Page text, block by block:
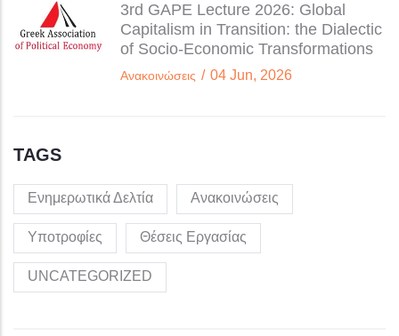
3rd GAPE Lecture 2026: Global
Capitalism in Transition: the Dialectic
of Socio-Economic Transformations
Ανακοινώσεις / 04 Jun, 2026
TAGS
Ενημερωτικά Δελτία Ανακοινώσεις
Υποτροφίες Θέσεις Εργασίας
UNCATEGORIZED